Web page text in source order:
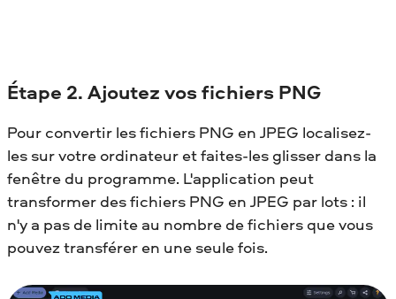
Étape 2. Ajoutez vos fichiers PNG
Pour convertir les fichiers PNG en JPEG localisez-
les sur votre ordinateur et faites-les glisser dans la
fenêtre du programme. L'application peut
transformer des fichiers PNG en JPEG par lots : il
n'y a pas de limite au nombre de fichiers que vous
pouvez transférer en une seule fois.